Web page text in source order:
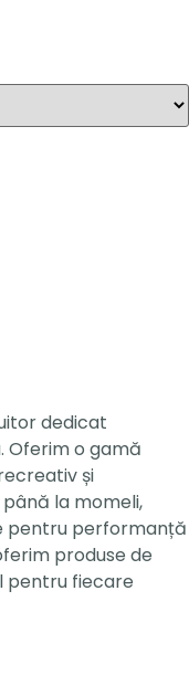
dedicat
Oferim o gamă
și
la momeli,
pentru performanță
produse de
pentru fiecare